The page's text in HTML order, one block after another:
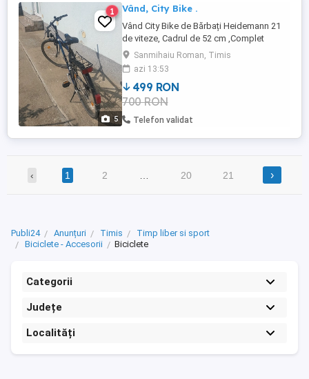
5
1 Vând, City Bike .
Vând City Bike de Bărbați Heidemann 21
de viteze, Cadrul de 52 cm ,Complet
echipată, Cauciucuri noi, Sghimbator altos
20 plus Funcționează perfect ,ofer și un
cos de bicicletă nou .
Sanmihaiu Roman, Timis
azi 13:53
499 RON
700 RON
Telefon validat
‹ 1 2 20 21 ›
Publi24 Anunțuri Timis
Timp liber si sport
Biciclete - Accesorii
Biciclete
Categorii
Județe
Localități